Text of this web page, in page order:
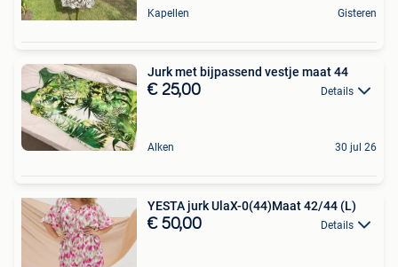
Kapellen Gisteren
Jurk met bijpassend vestje maat 44
€ 25,00 Details
Alken 30 jul 26
YESTA jurk UlaX-0(44)Maat 42/44 (L)
€ 50,00 Details